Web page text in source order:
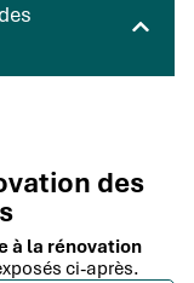
des
à la rénovation
ci-après.